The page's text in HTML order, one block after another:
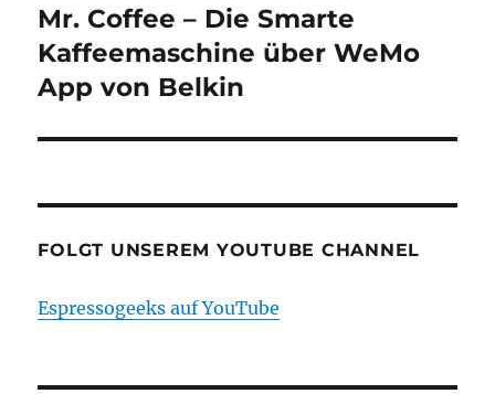
Mr. Coffee – Die Smarte
Kaffeemaschine über WeMo
App von Belkin
FOLGT UNSEREM YOUTUBE CHANNEL
Espressogeeks auf YouTube